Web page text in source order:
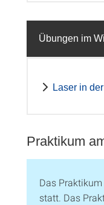
Übungen im
Laser in
Praktikum
Das
statt. Das